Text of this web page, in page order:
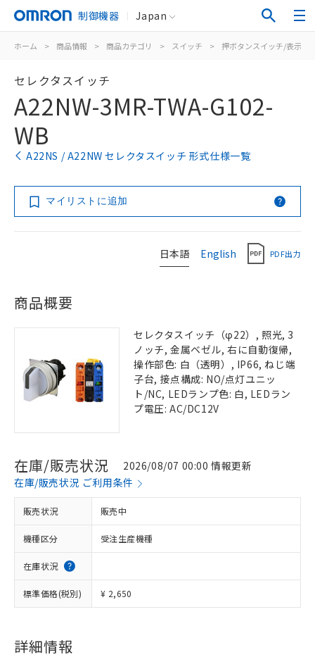
制御機器 Japan
ホーム > 商品情報 > 商品カテゴリ > スイッチ > 押ボタンスイッチ/表示灯
セレクタスイッチ
A22NW-3MR-TWA-G102-
WB
A22NS / A22NW セレクタスイッチ 形式仕様一覧
マイリストに追加
日本語 English PDF出力
商品概要
セレクタスイッチ（φ22）, 照光, 3
ノッチ, 金属ベゼル, 右に自動復帰,
操作部色: 白（透明）, IP66, ねじ端
子台, 接点構成: NO/点灯ユニッ
ト/NC, LEDランプ色: 白, LEDラン
プ電圧: AC/DC12V
在庫/販売状況
2026/08/07 00:00 情報更新
在庫/販売状況 ご利用条件
販売状況 販売中
機種区分 受注生産機種
在庫状況
標準価格(税別) ¥ 2,650
詳細情報